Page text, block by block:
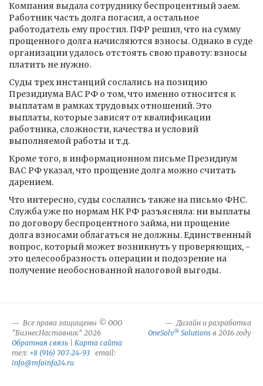
Компания выдала сотруднику беспроцентный заем.
Работник часть долга погасил, а остальное
работодатель ему простил. ПФР решил, что на сумму
прощенного долга начисляются взносы. Однако в суде
организации удалось отстоять свою правоту: взносы
платить не нужно.
Суды трех инстанций сослались на позицию
Президиума ВАС РФ о том, что именно относится к
выплатам в рамках трудовых отношений. Это
выплаты, которые зависят от квалификации
работника, сложности, качества и условий
выполняемой работы и т.д.
Кроме того, в информационном письме Президиум
ВАС РФ указал, что прощение долга можно считать
дарением.
Что интересно, суды сослались также на письмо ФНС.
Служба уже по нормам НК РФ разъясняла: ни выплаты
по договору беспроцентного займа, ни прощение
долга взносами облагаться не должны. Единственный
вопрос, который может возникнуть у проверяющих, -
это целесообразность операции и подозрение на
получение необоснованной налоговой выгоды.
Все права защищены © ООО
"БизнесНаставник" 2026
Обратная связь
Карта сайта
тел: +8 (916) 707-24-93 email:
info@mfoinfo24.ru
Дизайн и разработка
OneSolv® Solutions в 2016 году